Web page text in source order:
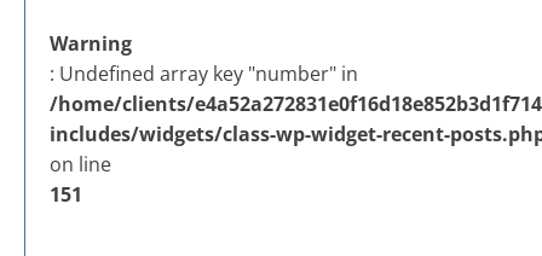
Warning
: Undefined array key "number" in
/home/clients/
includes/widgets/class-wp-widget-recent-
on line
151